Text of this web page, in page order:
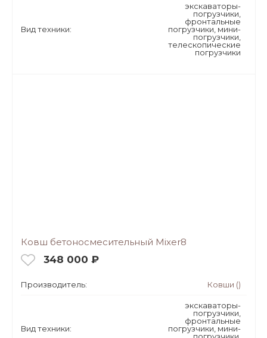
Вид техники:
экскаваторы-
погрузчики,
фронтальные
погрузчики, мини-
погрузчики,
телескопические
погрузчики
Ковш бетоносмесительный Mixer8
348 000 ₽
Производитель: Ковши ()
Вид техники:
экскаваторы-
погрузчики,
фронтальные
погрузчики, мини-